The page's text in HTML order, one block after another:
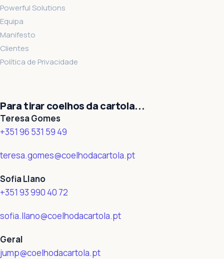
Powerful Solutions
Equipa
Manifesto
Clientes
Política de Privacidade
Para tirar coelhos da cartola...
Teresa Gomes
+351 96 531 59 49
teresa.gomes@coelhodacartola.pt
Sofia Llano
+351 93 990 40 72
sofia.llano@coelhodacartola.pt
Geral
jump@coelhodacartola.pt